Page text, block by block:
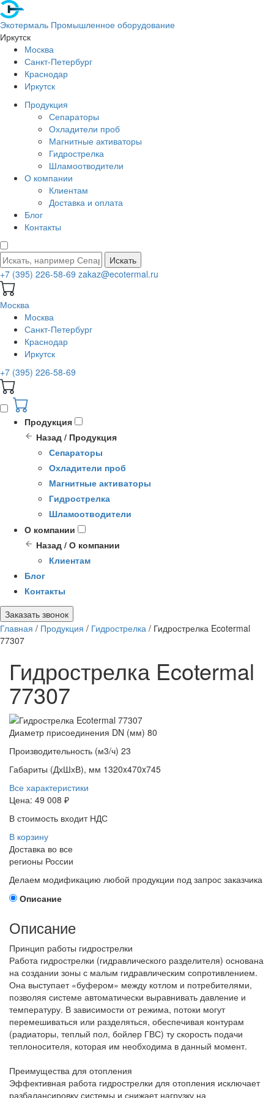
Экотермаль Промышленное оборудование
Иркутск
Москва
Санкт-Петербург
Краснодар
Иркутск
Продукция
Сепараторы
Охладители проб
Магнитные активаторы
Гидрострелка
Шламоотводители
О компании
Клиентам
Доставка и оплата
Блог
Контакты
Искать
+7 (395) 226-58-69 zakaz@ecotermal.ru
Москва
Москва
Санкт-Петербург
Краснодар
Иркутск
+7 (395) 226-58-69
Продукция
Назад / Продукция
Сепараторы
Охладители проб
Магнитные активаторы
Гидрострелка
Шламоотводители
О компании
Назад / О компании
Клиентам
Блог
Контакты
Заказать звонок
Главная / Продукция / Гидрострелка / Гидрострелка Ecotermal
77307
Гидрострелка Ecotermal
77307
Диаметр присоединения DN (мм) 80
Производительность (м3/ч) 23
Габариты (ДхШхВ), мм 1320x470x745
Все характеристики
Цена: 49 008 ₽
В стоимость входит НДС
В корзину
Доставка во все
регионы России
Делаем модификацию любой продукции под запрос заказчика
Описание
Описание
Принцип работы гидрострелки
Работа гидрострелки (гидравлического разделителя) основана
на создании зоны с малым гидравлическим сопротивлением.
Она выступает «буфером» между котлом и потребителями,
позволяя системе автоматически выравнивать давление и
температуру. В зависимости от режима, потоки могут
перемешиваться или разделяться, обеспечивая контурам
(радиаторы, теплый пол, бойлер ГВС) ту скорость подачи
теплоносителя, которая им необходима в данный момент.
Преимущества для отопления
Эффективная работа гидрострелки для отопления исключает
разбалансировку системы и снижает нагрузку на